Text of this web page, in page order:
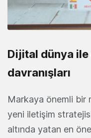
Dijital dünya
davranışları
Markaya önemli bir
yeni iletişim
altında yatan en